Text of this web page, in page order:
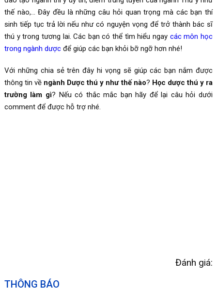
thế nào,… Đây đều là những câu hỏi quan trọng mà các bạn thí
sinh tiếp tục trả lời nếu như có nguyện vọng để trở thành bác sĩ
thú y trong tương lai. Các bạn có thể tìm hiểu ngay các môn học
trong ngành dượcđể giúp các bạn khỏi bỡ ngỡ hơn nhé!
Với những chia sẻ trên đây hi vọng sẽ giúp các bạn nắm được
thông tin về ngành Dược thú y như thế nào? Học dược thú y ra
trường làm gì? Nếu có thắc mắc bạn hãy để lại câu hỏi dưới
comment để được hỗ trợ nhé.
Đánh giá:
THÔNG BÁO